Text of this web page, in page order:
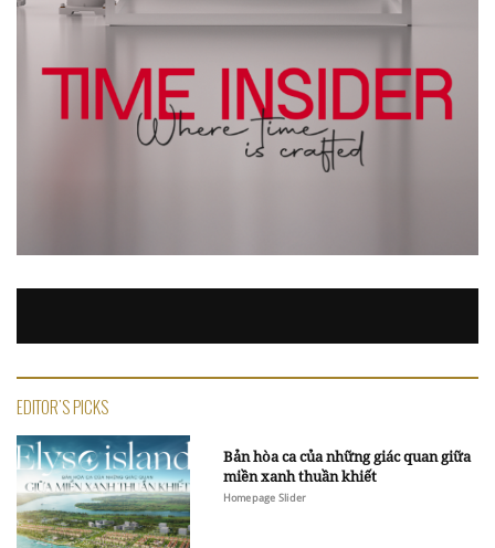
EDITOR'S PICKS
Bản hòa ca của những giác quan giữa
miền xanh thuần khiết
Homepage Slider